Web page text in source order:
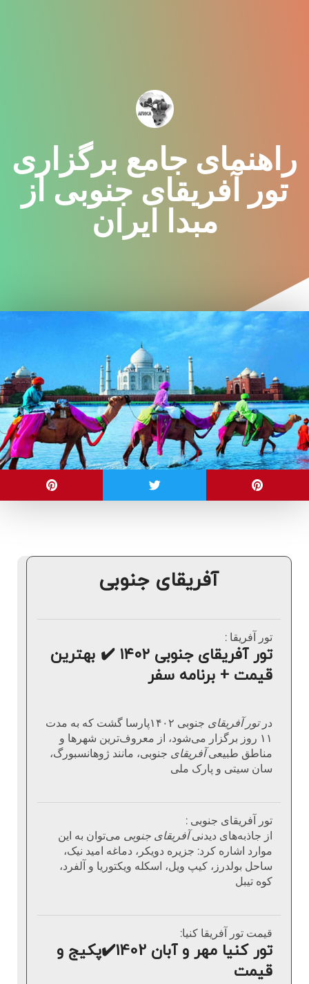
راهنمای جامع برگزاری
تور آفریقای جنوبی از
مبدا ایران
آفریقای جنوبی
تور آفریقا :
تور آفریقای جنوبی ۱۴۰۲ ✔️ بهترین
قیمت + برنامه سفر
درتور آفریقای
جنوبی ۱۴۰۲پارسا گشت که به مدت
۱۱ روز برگزار می‌شود، از معروف‌ترین شهر‌ها و
مناطق طبیعیآفریقای جنوبی، مانند ژوهانسبورگ،
سان سیتی و پارک ملی
تور آفریقای جنوبی :
از جاذبه‌های دیدنیآفریقای جنوبی می‌توان به این
موارد اشاره کرد: جزیره دویکر، دماغه امید نیک،
ساحل بولدرز، کیپ ویل، اسکله ویکتوریا و آلفرد،
کوه تیبل
قیمت تور آفریقا کنیا:
تور کنیا مهر و آبان 1402 ✔️پکیج و
قیمت